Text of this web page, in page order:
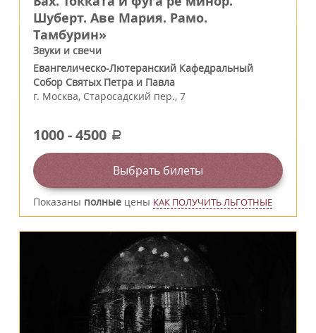
Шуберт. Аве Мария. Рамо.
Тамбурин»
Звуки и свечи
Евангелическо-Лютеранский Кафедральный
Собор Святых Петра и Павла
г. Москва, Старосадский пер., 7
1000-4500 a
Выбрать билеты
Показаны полные цены КАК ПОЛУЧИТЬ ЛЬГОТНЫЕ